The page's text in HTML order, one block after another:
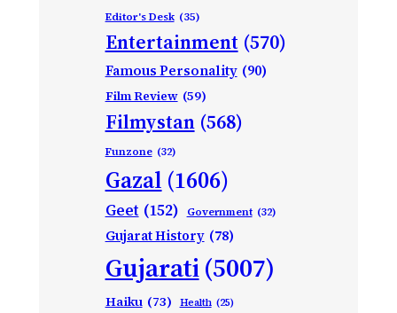
Editor's Desk (35)
Entertainment (570)
Famous Personality (90)
Film Review (59)
Filmystan (568)
Funzone (32)
Gazal (1606)
Geet (152) Government (32)
Gujarat History (78)
Gujarati(5007)
Haiku (73) Health (25)